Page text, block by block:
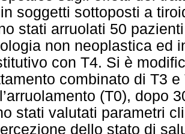
soggetti sottoposti a
stati arruolati 50
non neoplastica ed
con T4. Si è
combinato di T3
(T0), dopo
stati valutati parametri
dello stato di